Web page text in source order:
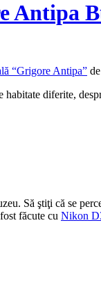
Antipa
“Grigore Antipa”
diferite,
Să ştiţi că se
făcute cu Nikon